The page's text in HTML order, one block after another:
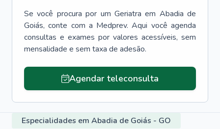
Se você procura por um Geriatra em Abadia de
Goiás, conte com a Medprev. Aqui você agenda
consultas e exames por valores acessíveis, sem
mensalidade e sem taxa de adesão.
Agendar teleconsulta
Especialidades em Abadia de Goiás - GO